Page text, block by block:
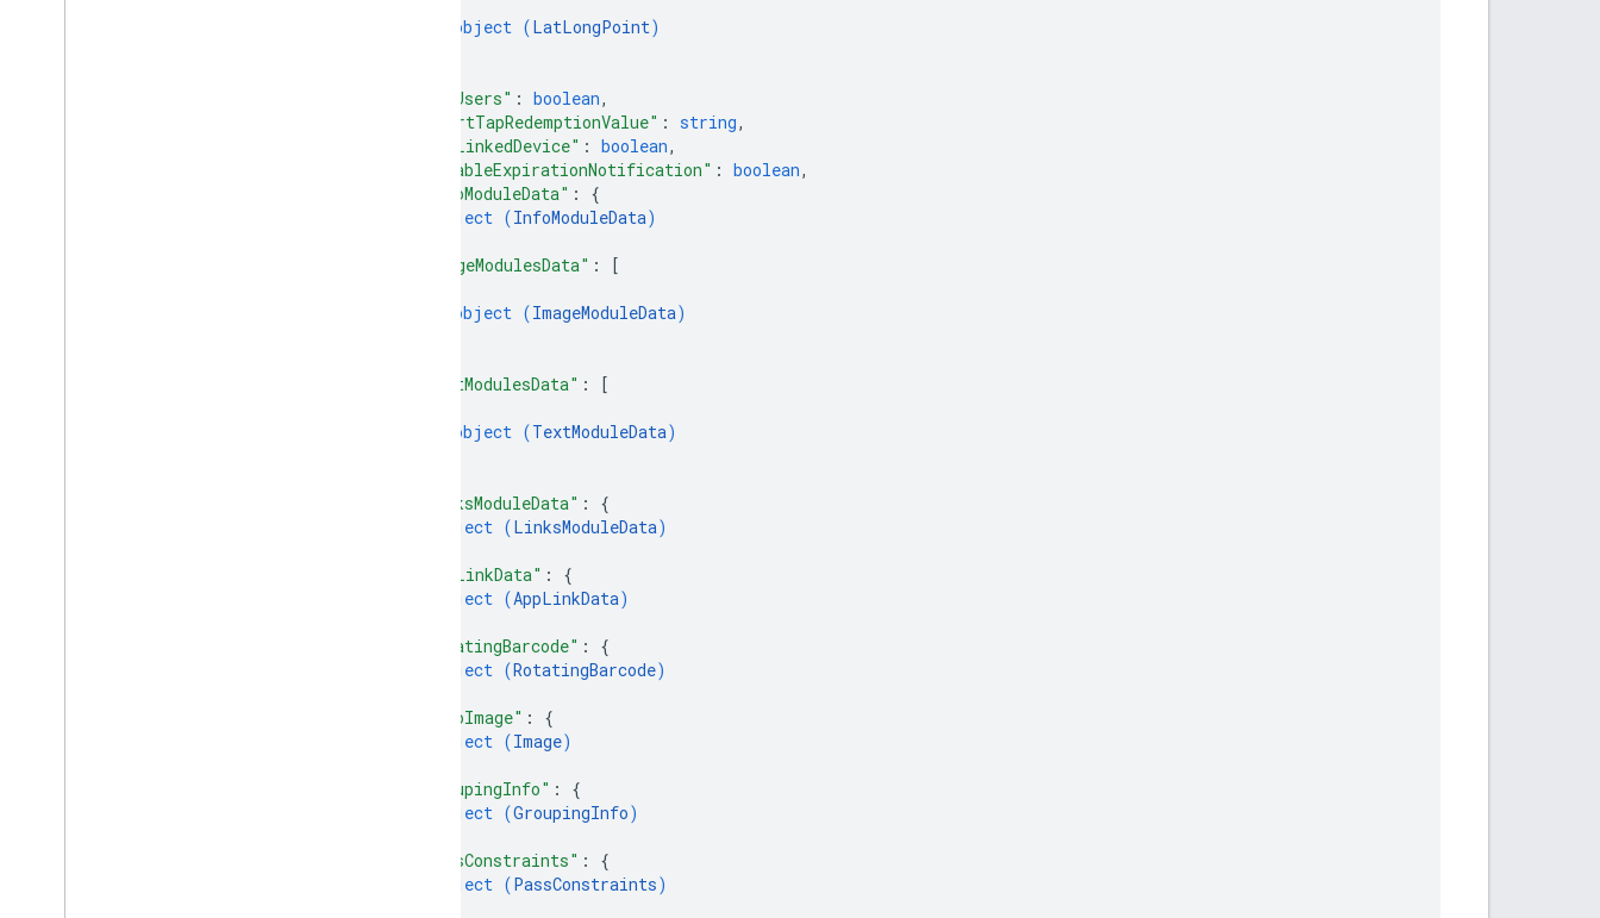
object (LatLongPoint)
"hasUsers" : boolean,
"smartTapRedemptionValue" : string,
"hasLinkedDevice" : boolean,
"disableExpirationNotification" : boolean,
"infoModuleData" : {
object (InfoModuleData)
"imageModulesData" :
[
object (ImageModuleData)
"textModulesData" :
[
object (TextModuleData)
"linksModuleData" : {
object (LinksModuleData)
"appLinkData" : {
object (AppLinkData)
"rotatingBarcode" : {
object (RotatingBarcode)
"heroImage" : {
object (Image)
"groupingInfo" : {
object (GroupingInfo)
"passConstraints" : {
object (PassConstraints)